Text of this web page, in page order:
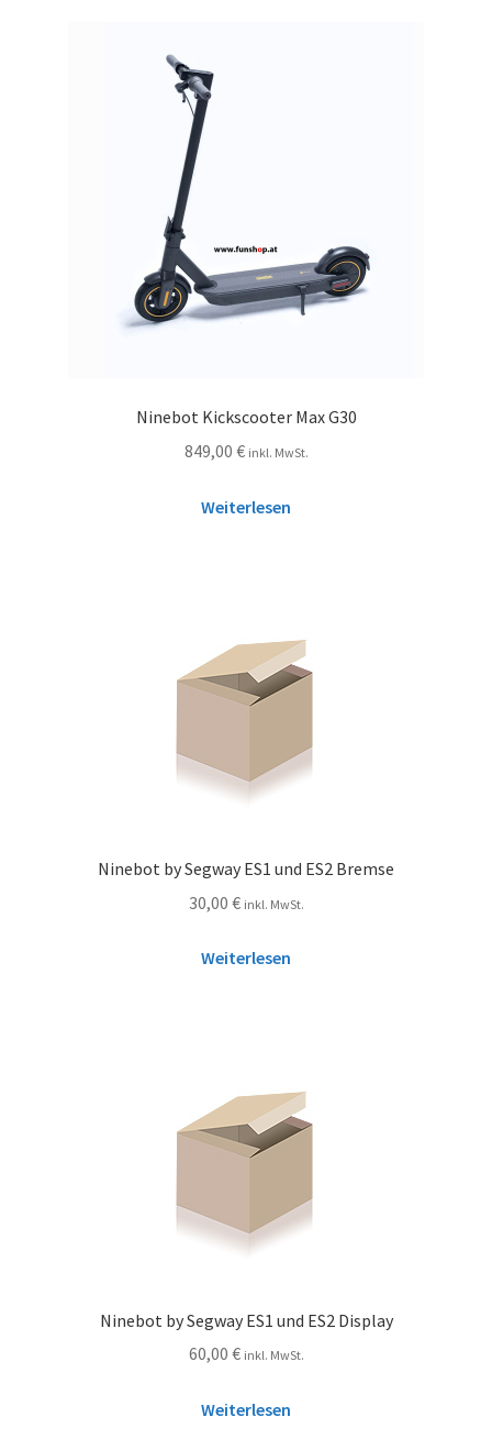
Ninebot Kickscooter Max G30
849,00 € inkl. MwSt.
Weiterlesen
Ninebot by Segway ES1 und ES2 Bremse
30,00 € inkl. MwSt.
Weiterlesen
Ninebot by Segway ES1 und ES2 Display
60,00 € inkl. MwSt.
Weiterlesen